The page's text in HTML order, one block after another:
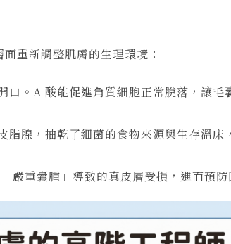
面重新調整肌膚的生理環境：
。A 酸能促進角質細胞正常脫落，讓
脂腺，抽乾了細菌的食物來源與生存溫
嚴重囊腫」導致的真皮層受損，進而預